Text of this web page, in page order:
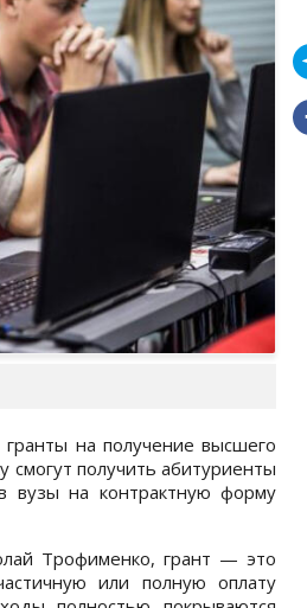
на получение высшего
получить абитуриенты
вузы на контрактную форму
Трофименко, грант — это
или полную оплату